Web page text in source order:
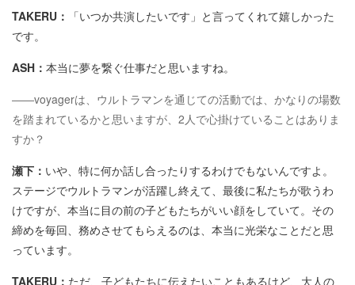
TAKERU：
「いつか共演したいです」と言ってくれて嬉しかった
です。
ASH： 本当に夢を繋ぐ仕事だと思いますね。
――voyagerは、ウルトラマンを通じての活動では、かなりの場数
を踏まれているかと思いますが、2人で心掛けていることはありま
すか？
瀬下： いや、特に何か話し合ったりするわけでもないんですよ。
ステージでウルトラマンが活躍し終えて、最後に私たちが歌うわ
けですが、本当に目の前の子どもたちがいい顔をしていて。その
締めを毎回、務めさせてもらえるのは、本当に光栄なことだと思
っています。
TAKERU： ただ、子どもたちに伝えたいこともあるけど、大人の